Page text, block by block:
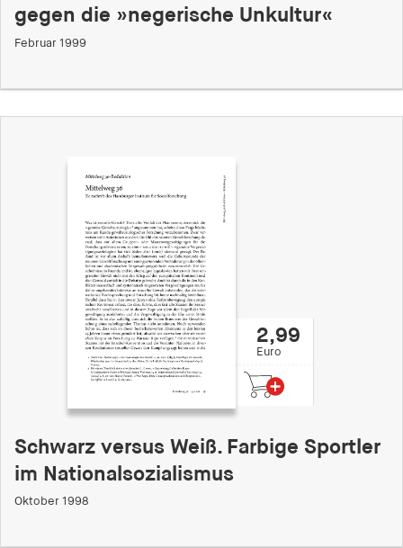
gegen die »negerische Unkultur«
Februar 1999
2,99
Euro
Schwarz versus Weiß. Farbige Sportler
im Nationalsozialismus
Oktober 1998